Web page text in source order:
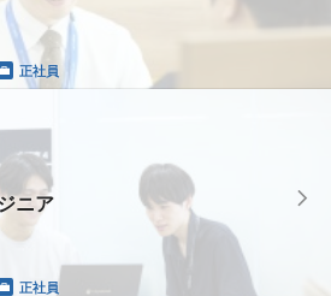
正社員
ニア
正社員